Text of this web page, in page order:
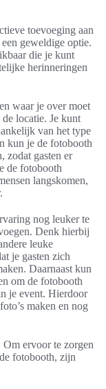
toevoeging aan
geweldige optie.
die je kunt
herinneringen
waar je over moet
locatie. Je kunt
van het type
kun je de fotobooth
zodat gasten er
de fotobooth
langskomen,
nog leuker te
Denk hierbij
leuke
je gasten zich
Daarnaast kun
om de fotobooth
je event. Hierdoor
maken en nog
Om ervoor te zorgen
fotobooth, zijn